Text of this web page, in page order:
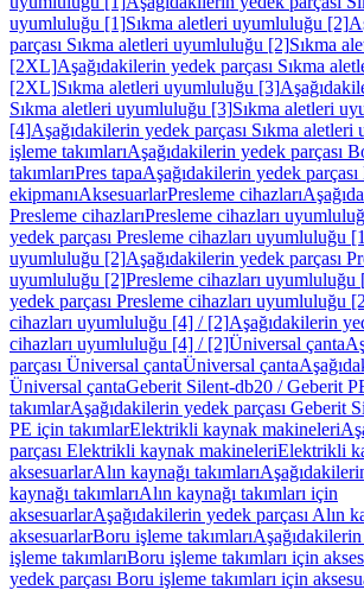
uyumluluğu [1]Sıkma aletleri uyumluluğu [2]
parçası Sıkma aletleri uyumluluğu [2]Sıkma
[2XL]Aşağıdakilerin yedek parçası Sıkma
[2XL]Sıkma aletleri uyumluluğu [3]
Sıkma aletleri uyumluluğu [3]Sıkma aletleri
[4]Aşağıdakilerin yedek parçası Sıkma
işleme takımlarıAşağıdakilerin yedek parçası
takımlarıPres tapaAşağıdakilerin yedek parçası
ekipmanıAksesuarlarPresleme cihazları
Presleme cihazlarıPresleme cihazları
yedek parçası Presleme cihazları uyumluluğu
uyumluluğu [2]Aşağıdakilerin yedek parçası
uyumluluğu [2]Presleme cihazları
yedek parçası Presleme cihazları uyumluluğu
cihazları uyumluluğu [4] / [2]Aşağıdakilerin
cihazları uyumluluğu [4] / [2]Üniversal çanta
parçası Üniversal çantaÜniversal çanta
Üniversal çantaGeberit Silent-db20 / Geberit
takımlarAşağıdakilerin yedek parçası Geberit
PE için takımlarElektrikli kaynak makineleri
parçası Elektrikli kaynak makineleriElektrikli
aksesuarlarAlın kaynağı takımları
kaynağı takımlarıAlın kaynağı takımları için
aksesuarlarAşağıdakilerin yedek parçası Alın
aksesuarlarBoru işleme takımları
işleme takımlarıBoru işleme takımları için
yedek parçası Boru işleme takımları için